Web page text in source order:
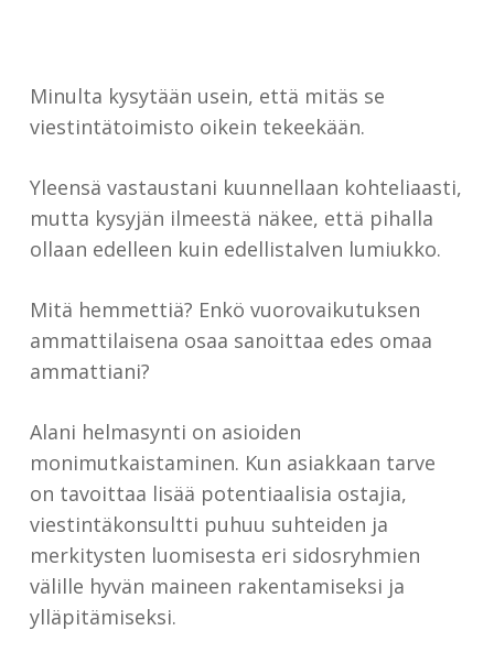
Minulta kysytään usein, että mitäs se
viestintätoimisto oikein tekeekään.
Yleensä vastaustani kuunnellaan kohteliaasti,
mutta kysyjän ilmeestä näkee, että pihalla
ollaan edelleen kuin edellistalven lumiukko.
Mitä hemmettiä? Enkö vuorovaikutuksen
ammattilaisena osaa sanoittaa edes omaa
ammattiani?
Alani helmasynti on asioiden
monimutkaistaminen. Kun asiakkaan tarve
on tavoittaa lisää potentiaalisia ostajia,
viestintäkonsultti puhuu suhteiden ja
merkitysten luomisesta eri sidosryhmien
välille hyvän maineen rakentamiseksi ja
ylläpitämiseksi.